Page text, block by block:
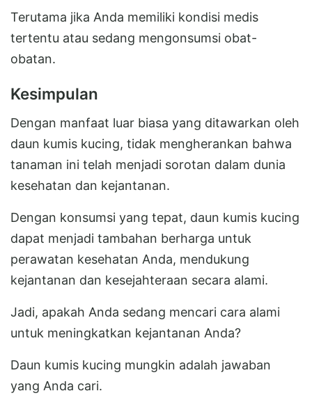
Terutama jika Anda memiliki kondisi medis
tertentu atau sedang mengonsumsi obat-
obatan.
Kesimpulan
Dengan manfaat luar biasa yang ditawarkan oleh
daun kumis kucing, tidak mengherankan bahwa
tanaman ini telah menjadi sorotan dalam dunia
kesehatan dan kejantanan.
Dengan konsumsi yang tepat, daun kumis kucing
dapat menjadi tambahan berharga untuk
perawatan kesehatan Anda, mendukung
kejantanan dan kesejahteraan secara alami.
Jadi, apakah Anda sedang mencari cara alami
untuk meningkatkan kejantanan Anda?
Daun kumis kucing mungkin adalah jawaban
yang Anda cari.